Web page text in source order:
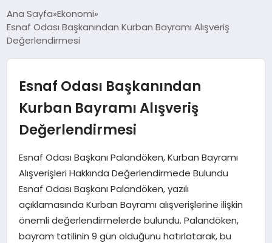
TEKNOLOJI
YAŞAM
EKONOMI
SAĞLIK
DÜNYA
Ana Sayfa Ekonomi
Esnaf Odası Başkanından Kurban Bayramı Alışveriş
Değerlendirmesi
Esnaf Odası Başkanından
Kurban Bayramı Alışveriş
Değerlendirmesi
Esnaf Odası Başkanı Palandöken, Kurban Bayramı
Alışverişleri Hakkında Değerlendirmede Bulundu
Esnaf Odası Başkanı Palandöken, yazılı
açıklamasında Kurban Bayramı alışverişlerine ilişkin
önemli değerlendirmelerde bulundu. Palandöken,
bayram tatilinin 9 gün olduğunu hatırlatarak, bu